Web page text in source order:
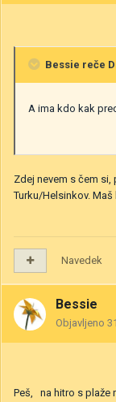
Bessie reče
A ima kdo kak
Zdej nevem s čem
Turku/Helsinkov.
Navedek
Bessie
Objavljeno
Peš, na hitro s plaže